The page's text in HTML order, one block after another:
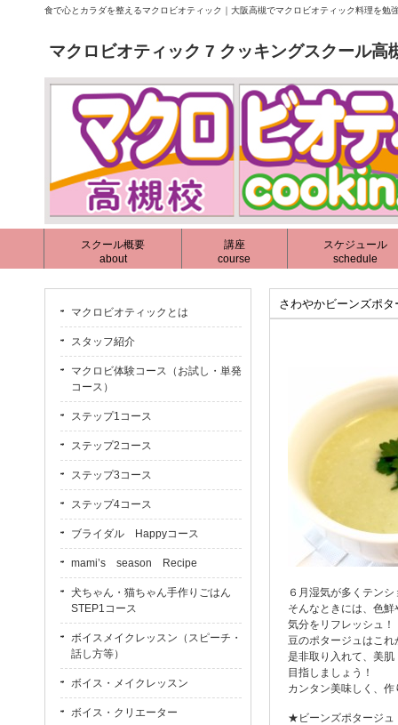
食で心とカラダを整えるマクロビオティック｜大阪高槻でマクロビオティック料理を
マクロビオティック 7 クッキングスクール高
スクール概要
about
講座
course
スケジュール
schedule
さわやかビーンズポ
６月湿気が多くテン
そんなときには、色
気分をリフレッシュ！
豆のポタージュはこ
是非取り入れて、美
目指しましょう！
カンタン美味しく、
★ビーンズポタージュ
マクロビオティックとは
スタッフ紹介
マクロビ体験コース（お試し・単発
コース）
ステップ1コース
ステップ2コース
ステップ3コース
ステップ4コース
ブライダル Happyコース
mami’s season Recipe
犬ちゃん・猫ちゃん手作りごはん
STEP1コース
ボイスメイクレッスン（スピーチ・
話し方等）
ボイス・メイクレッスン
ボイス・クリエーター